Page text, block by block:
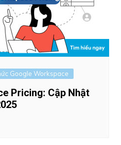
Google Workspace
Pricing: Cập Nhật